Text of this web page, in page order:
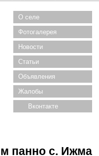
О селе
Фотогалерея
Новости
Статьи
Объявления
Жалобы
Вконтакте
панно с. Ижма